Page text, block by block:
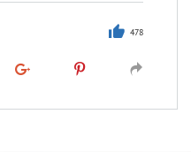
478